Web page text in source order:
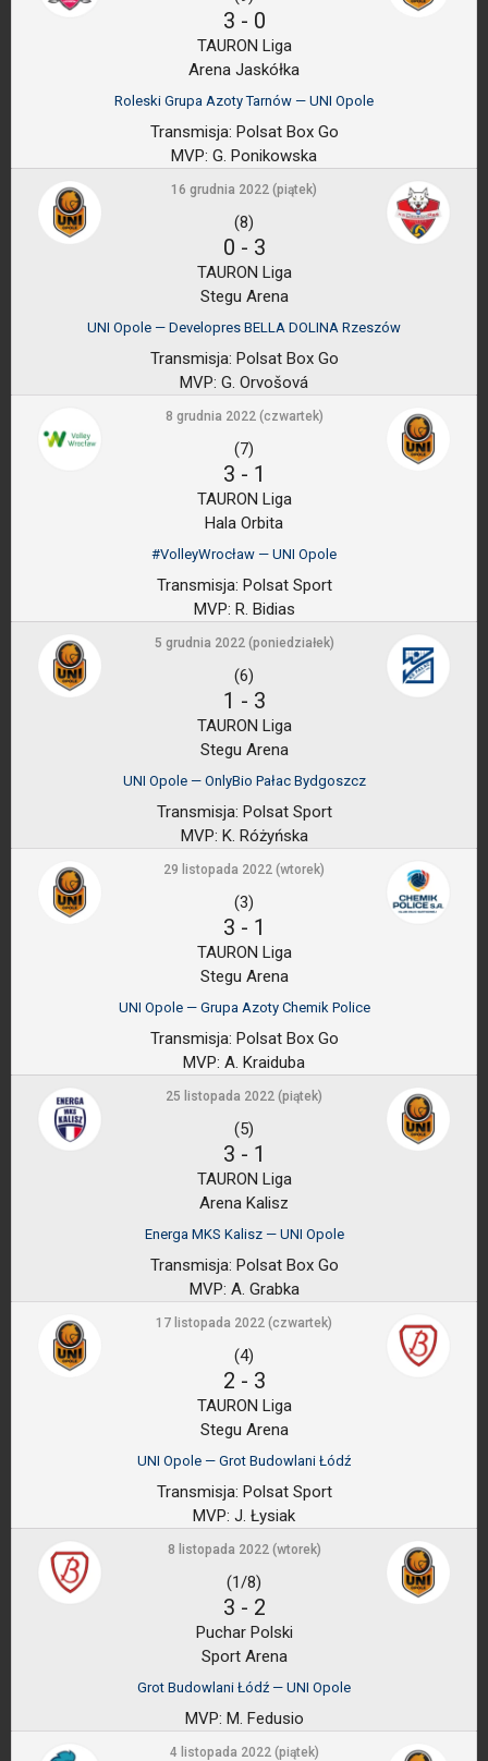
3 - 0
TAURON Liga
Arena Jaskółka
Roleski Grupa Azoty Tarnów — UNI Opole
Transmisja: Polsat Box Go
MVP: G. Ponikowska
16 grudnia 2022 (piątek)
(8)
0 - 3
TAURON Liga
Stegu Arena
UNI Opole — Developres BELLA DOLINA Rzeszów
Transmisja: Polsat Box Go
MVP: G. Orvošová
8 grudnia 2022 (czwartek)
(7)
3 - 1
TAURON Liga
Hala Orbita
#VolleyWrocław — UNI Opole
Transmisja: Polsat Sport
MVP: R. Bidias
5 grudnia 2022 (poniedziałek)
(6)
1 - 3
TAURON Liga
Stegu Arena
UNI Opole — OnlyBio Pałac Bydgoszcz
Transmisja: Polsat Sport
MVP: K. Różyńska
29 listopada 2022 (wtorek)
(3)
3 - 1
TAURON Liga
Stegu Arena
UNI Opole — Grupa Azoty Chemik Police
Transmisja: Polsat Box Go
MVP: A. Kraiduba
25 listopada 2022 (piątek)
(5)
3 - 1
TAURON Liga
Arena Kalisz
Energa MKS Kalisz — UNI Opole
Transmisja: Polsat Box Go
MVP: A. Grabka
17 listopada 2022 (czwartek)
(4)
2 - 3
TAURON Liga
Stegu Arena
UNI Opole — Grot Budowlani Łódź
Transmisja: Polsat Sport
MVP: J. Łysiak
8 listopada 2022 (wtorek)
(1/8)
3 - 2
Puchar Polski
Sport Arena
Grot Budowlani Łódź — UNI Opole
MVP: M. Fedusio
4 listopada 2022 (piątek)